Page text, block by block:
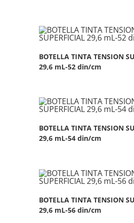
BOTELLA TINTA TENSION
29,6 mL-52 din/cm
BOTELLA TINTA TENSION
29,6 mL-54 din/cm
BOTELLA TINTA TENSION
29,6 mL-56 din/cm